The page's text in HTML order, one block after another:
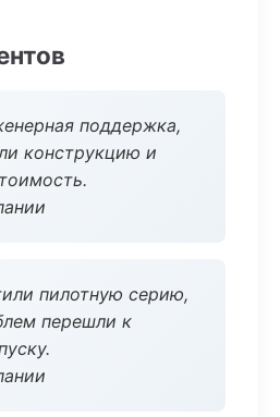
поддержка,
конструкцию и
пилотную серию,
перешли к